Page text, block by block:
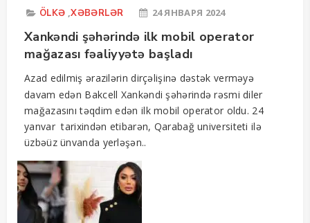
ÖLKƏ ,XƏBƏRLƏR 24 ЯНВАРЯ 2024
Xankəndi şəhərində ilk mobil operator
mağazası fəaliyyətə başladı
Azad edilmiş ərazilərin dirçəlişinə dəstək verməyə
davam edən Bakcell Xankəndi şəhərində rəsmi diler
mağazasını təqdim edən ilk mobil operator oldu. 24
yanvar tarixindən etibarən, Qarabağ universiteti ilə
üzbəüz ünvanda yerləşən..